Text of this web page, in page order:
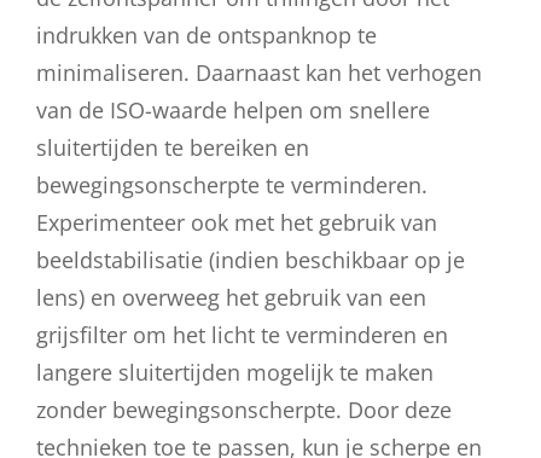
indrukken van de ontspanknop te
minimaliseren. Daarnaast kan het verhogen
van de ISO-waarde helpen om snellere
sluitertijden te bereiken en
bewegingsonscherpte te verminderen.
Experimenteer ook met het gebruik van
beeldstabilisatie (indien beschikbaar op je
lens) en overweeg het gebruik van een
grijsfilter om het licht te verminderen en
langere sluitertijden mogelijk te maken
zonder bewegingsonscherpte. Door deze
technieken toe te passen, kun je scherpe en